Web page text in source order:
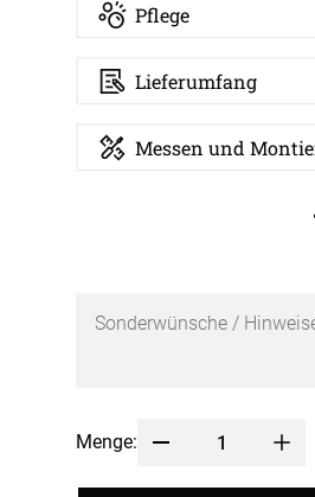
Pflege
Lieferumfang
Messen und
Menge: